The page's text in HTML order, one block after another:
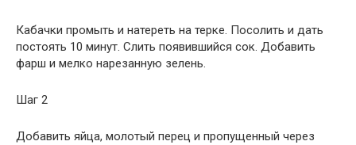
Кабачки промыть и натереть на терке. Посолить и дать
постоять 10 минут. Слить появившийся сок. Добавить
фарш и мелко нарезанную зелень.
Шаг 2
Добавить яйца, молотый перец и пропущенный через